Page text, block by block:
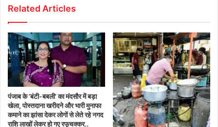
Related Articles
पंजाब के ‘बंटी-बबली’ का मंदसौर में बड़ा
खेला, पोस्तदाना खरीदने और भारी मुनाफा
कमाने का झांसा देकर लोगों से लेते रहे नगद
राशि लाखों लेकर हो गए रफूचक्कर..